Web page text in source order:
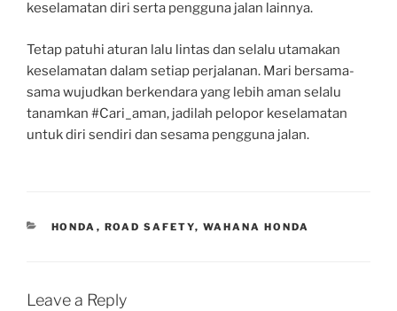
keselamatan diri serta pengguna jalan lainnya.
Tetap patuhi aturan lalu lintas dan selalu utamakan
keselamatan dalam setiap perjalanan. Mari bersama-
sama wujudkan berkendara yang lebih aman selalu
tanamkan #Cari_aman, jadilah pelopor keselamatan
untuk diri sendiri dan sesama pengguna jalan.
CATEGORIES
HONDA , ROAD SAFETY, WAHANA HONDA
Leave a Reply